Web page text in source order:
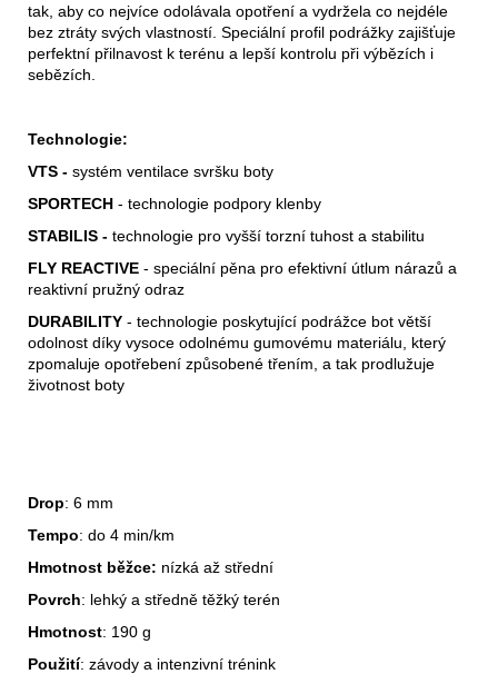
tak, aby co nejvíce odolávala opotření a vydržela co nejdéle
bez ztráty svých vlastností. Speciální profil podrážky zajišťuje
perfektní přilnavost k terénu a lepší kontrolu při výbězích i
sebězích.
Technologie:
VTS - systém ventilace svršku boty
SPORTECH - technologie podpory klenby
STABILIS - technologie pro vyšší torzní tuhost a stabilitu
FLY REACTIVE - speciální pěna pro efektivní útlum nárazů a
reaktivní pružný odraz
DURABILITY - technologie poskytující podrážce bot větší
odolnost díky vysoce odolnému gumovému materiálu, který
zpomaluje opotřebení způsobené třením, a tak prodlužuje
životnost boty
Drop: 6 mm
Tempo: do 4 min/km
Hmotnost běžce: nízká až střední
Povrch: lehký a středně těžký terén
Hmotnost: 190 g
Použití: závody a intenzivní trénink